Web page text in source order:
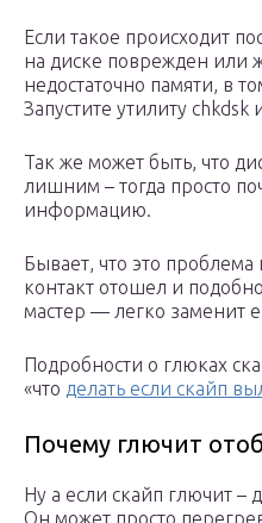
Если такое происходит
на диске поврежден или
недостаточно памяти, в
Запустите утилиту chkdsk
Так же может быть, что
лишним – тогда просто
информацию.
Бывает, что это
контакт отошел и
мастер — легко заменит
Подробности о глюках
«что делать если скайп
Почему глючит
Ну а если скайп глючит
Он может просто